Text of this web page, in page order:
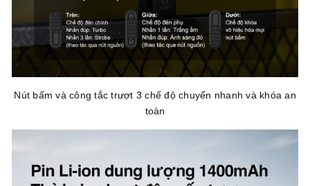
Nút bấm và công tắc trượt 3 chế độ chuyển nhanh và khóa an
toàn